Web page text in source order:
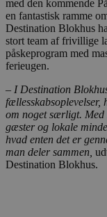
med den kommende
en fantastisk ramme
Destination Blokhus
stort team af frivillige
påskeprogram med
ferieugen.
– I Destination
fællesskabsoplevelser,
om noget særligt. Med
gæster og lokale
hvad enten det er
man deler sammen,
Destination Blokhus.